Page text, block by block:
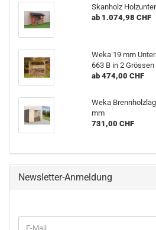
Skanholz
ab 1.074,98 CHF
Weka 19 mm
663 B in 2 Grössen
ab 474,00 CHF
Weka
mm
731,00 CHF
Newsletter-Anmeldung
E-